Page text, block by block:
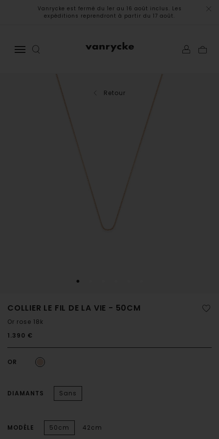
Vanrycke est fermé du 1er au 16 août inclus. Les
expéditions reprendront à partir du 17 août.
Retour
COLLIER LE FIL DE LA VIE - 50CM
Or rose 18k
1.390 €
OR
DIAMANTS Sans
MODÈLE 50cm 42cm